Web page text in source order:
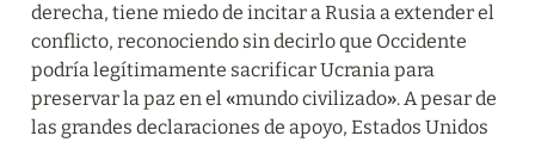
derecha, tiene miedo de incitar a Rusia a extender el
conflicto, reconociendo sin decirlo que Occidente
podría legítimamente sacrificar Ucrania para
preservar la paz en el «mundo civilizado». A pesar de
las grandes declaraciones de apoyo, Estados Unidos